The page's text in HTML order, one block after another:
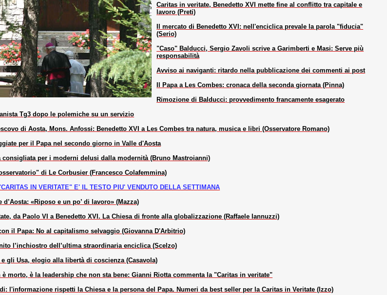
Caritas in veritate, Benedetto XVI mette fine al conflitto tra capitale e
lavoro (Preti)
Il mercato di Benedetto XVI: nell'enciclica prevale la parola "fiducia"
(Serio)
"Caso" Balducci, Sergio Zavoli scrive a Garimberti e Masi: Serve più
responsabilità
Avviso ai naviganti: ritardo nella pubblicazione dei commenti ai post
Il Papa a Les Combes: cronaca della seconda giornata (Pinna)
Rimozione di Balducci: provvedimento francamente esagerato
Tg3 dopo le polemiche su un servizio
di Aosta, Mons. Anfossi: Benedetto XVI a Les Combes tra natura, musica e libri (Osservatore Romano)
per il Papa nel secondo giorno in Valle d'Aosta
consigliata per i moderni delusi dalla modernità (Bruno Mastroianni)
di Le Corbusier (Francesco Colafemmina)
IN VERITATE" E' IL TESTO PIU' VENDUTO DELLA SETTIMANA
d’Aosta: «Riposo e un po’ di lavoro» (Mazza)
da Paolo VI a Benedetto XVI. La Chiesa di fronte alla globalizzazione (Raffaele Iannuzzi)
il Papa: No al capitalismo selvaggio (Giovanna D'Arbitrio)
l’inchiostro dell’ultima straordinaria enciclica (Scelzo)
e gli Usa, elogio alla libertà di coscienza (Casavola)
è morto, è la leadership che non sta bene: Gianni Riotta commenta la "Caritas in veritate"
l'informazione rispetti la Chiesa e la persona del Papa. Numeri da best seller per la Caritas in Veritate (Izzo)